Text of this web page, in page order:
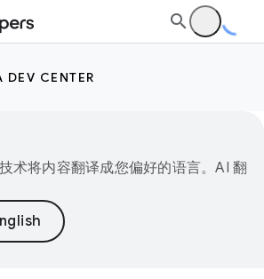
CENTER
术将内容翻译成您偏好的语言。AI 翻